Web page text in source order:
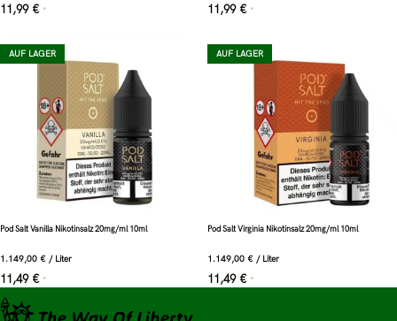
11,99 € * 11,99 € *
AUF LAGER
Pod Salt Vanilla Nikotinsalz 20mg/ml 10ml
1.149,00 € / Liter
11,49 € *
AUF LAGER
Pod Salt Virginia Nikotinsalz 20mg/ml 10ml
1.149,00 € / Liter
11,49 € *